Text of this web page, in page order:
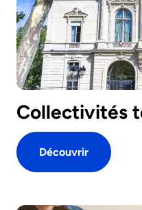
Collectivités
Découvrir